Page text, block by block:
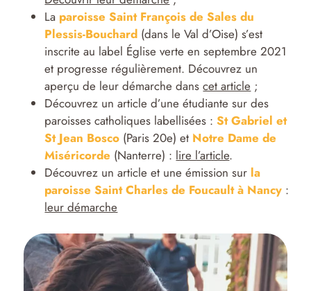
La paroisse Saint François de Sales du
Plessis-Bouchard (dans le Val d’Oise) s’est
inscrite au label Église verte en septembre 2021
et progresse régulièrement. Découvrez un
aperçu de leur démarche danscet article ;
Découvrez un article d’une étudiante sur des
paroisses catholiques labellisées :St Gabriel et
St Jean Bosco (Paris 20e) et Notre Dame de
Miséricorde (Nanterre) : lire l’article.
Découvrez un article et une émission sur la
paroisse Saint Charles de Foucault à Nancy :
leur démarche